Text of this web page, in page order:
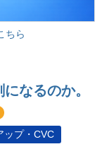
ちら
なるのか。
ップ・CVC